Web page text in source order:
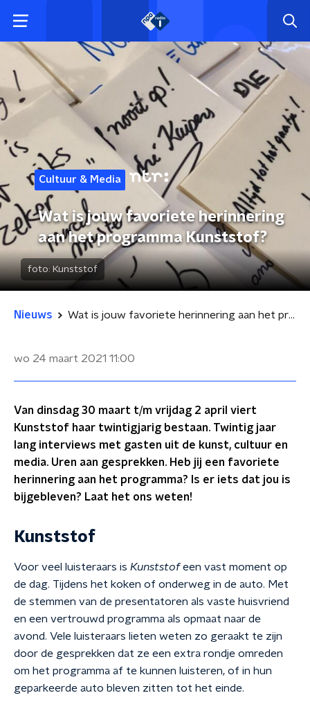
Cultuur & Media
Wat is jouw favoriete herinnering
aan het programma Kunststof?
foto: Kunststof
Nieuws Wat is jouw favoriete herinnering aan het programma Kunststof?
wo 24 maart 2021 11:00
Van dinsdag 30 maart t/m vrijdag 2 april viert
Kunststof haar twintigjarig bestaan. Twintig jaar
lang interviews met gasten uit de kunst, cultuur en
media. Uren aan gesprekken. Heb jij een favoriete
herinnering aan het programma? Is er iets dat jou is
bijgebleven? Laat het ons weten!
Kunststof
Voor veel luisteraars is Kunststofeen vast moment op
de dag. Tijdens het koken of onderweg in de auto. Met
de stemmen van de presentatoren als vaste huisvriend
en een vertrouwd programma als opmaat naar de
avond. Vele luisteraars lieten weten zo geraakt te zijn
door de gesprekken dat ze een extra rondje omreden
om het programma af te kunnen luisteren, of in hun
geparkeerde auto bleven zitten tot het einde.